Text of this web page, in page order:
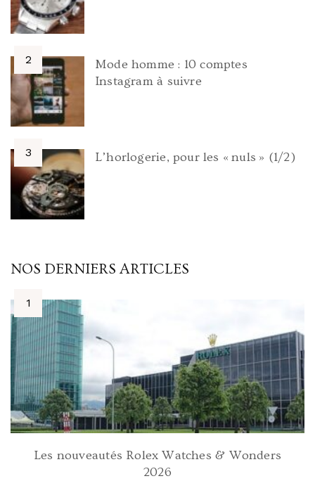
Mode homme : 10 comptes
Instagram à suivre
L’horlogerie, pour les « nuls » (1/2)
NOS DERNIERS ARTICLES
Les nouveautés Rolex Watches & Wonders
2026